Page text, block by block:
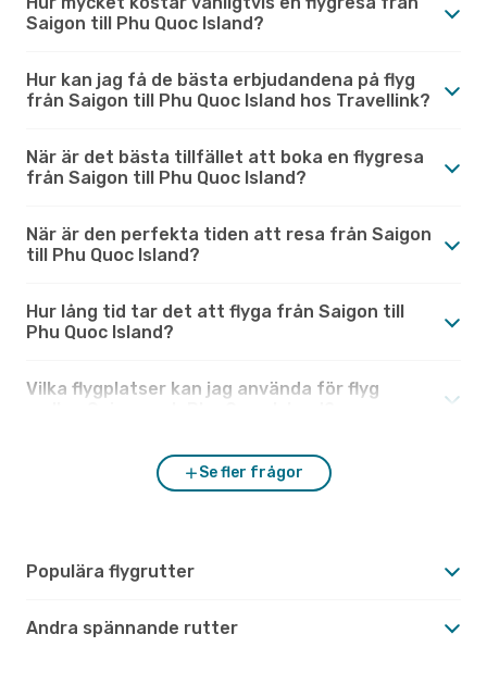
Saigon till Phu Quoc Island?
Hur kan jag få de bästa erbjudandena på flyg
från Saigon till Phu Quoc Island hos Travellink?
När är det bästa tillfället att boka en flygresa
från Saigon till Phu Quoc Island?
När är den perfekta tiden att resa från Saigon
till Phu Quoc Island?
Hur lång tid tar det att flyga från Saigon till
Phu Quoc Island?
Vilka flygplatser kan jag använda för flyg
Se fler frågor
Populära flygrutter
Andra spännande rutter